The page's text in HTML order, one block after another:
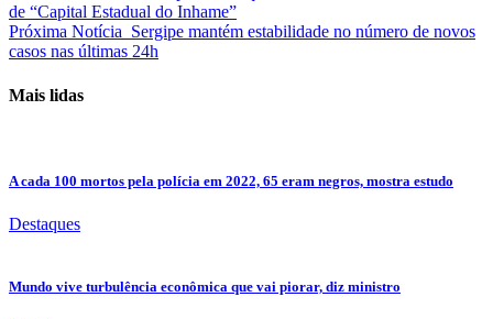
de “Capital Estadual do Inhame”
Próxima Notícia Sergipe mantém estabilidade no número de novos
casos nas últimas 24h
Mais lidas
A cada 100 mortos pela polícia em 2022, 65 eram negros, mostra estudo
Destaques
Mundo vive turbulência econômica que vai piorar, diz ministro